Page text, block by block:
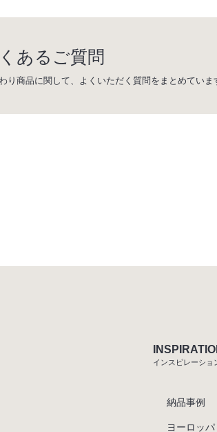
あるご質問
り商品に関して、よくいただく質問をまとめていま
インスピレーショ
納品事例
ヨーロッ